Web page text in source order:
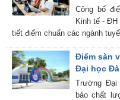
Công bố
Kinh tế -
tiết điểm chuẩn các ngành
Điểm sàn
Đại học Đà
Trường Đại
bảo chất